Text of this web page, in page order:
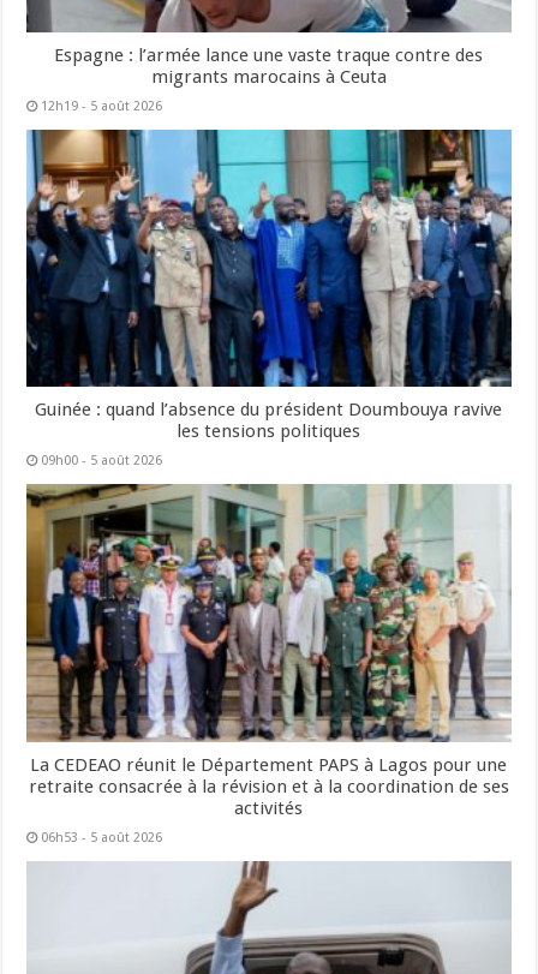
Espagne : l’armée lance une vaste traque contre des
migrants marocains à Ceuta
12h19 - 5 août 2026
Guinée : quand l’absence du président Doumbouya ravive
les tensions politiques
09h00 - 5 août 2026
La CEDEAO réunit le Département PAPS à Lagos pour une
retraite consacrée à la révision et à la coordination de ses
activités
06h53 - 5 août 2026